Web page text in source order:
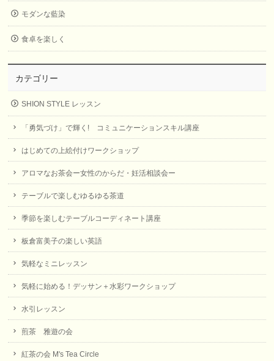
モダンな藍染
食卓を楽しく
カテゴリー
SHION STYLE レッスン
「勇気づけ」で輝く! コミュニケーションスキル講座
はじめての上絵付けワークショップ
アロマなお茶会ー女性のからだ・妊活相談会ー
テーブルで楽しむゆるゆる茶道
季節を楽しむテーブルコーディネート講座
板倉富美子の楽しい英語
気軽なミニレッスン
気軽に始める！デッサン＋水彩ワークショップ
水引レッスン
煎茶 雅遊の会
紅茶の会 M's Tea Circle